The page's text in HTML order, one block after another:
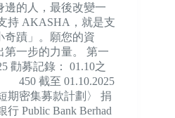
邊的人，最後改變一
持 AKASHA，就是支
奇蹟」。願您的資
第一步的力量。 第一
勸募記錄： 01.10之
截至 01.10.2025
期密集募款計劃〉 捐
Public Bank Berhad